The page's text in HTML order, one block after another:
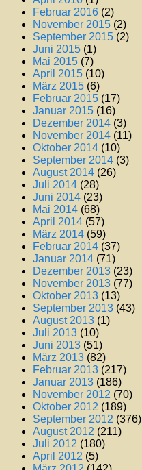
Februar 2016 (2)
November 2015 (2)
September 2015 (2)
Juni 2015 (1)
Mai 2015 (7)
April 2015 (10)
März 2015 (6)
Februar 2015 (17)
Januar 2015 (16)
Dezember 2014 (3)
November 2014 (11)
Oktober 2014 (10)
September 2014 (3)
August 2014 (26)
Juli 2014 (28)
Juni 2014 (23)
Mai 2014 (68)
April 2014 (57)
März 2014 (59)
Februar 2014 (37)
Januar 2014 (71)
Dezember 2013 (23)
November 2013 (77)
Oktober 2013 (13)
September 2013 (43)
August 2013 (1)
Juli 2013 (10)
Juni 2013 (51)
März 2013 (82)
Februar 2013 (217)
Januar 2013 (186)
November 2012 (70)
Oktober 2012 (189)
September 2012 (376)
August 2012 (211)
Juli 2012 (180)
April 2012 (5)